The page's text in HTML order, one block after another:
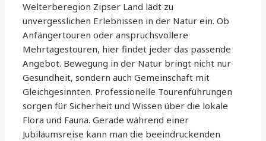
Welterberegion Zipser Land lädt zu
unvergesslichen Erlebnissen in der Natur ein. Ob
Anfängertouren oder anspruchsvollere
Mehrtagestouren, hier findet jeder das passende
Angebot. Bewegung in der Natur bringt nicht nur
Gesundheit, sondern auch Gemeinschaft mit
Gleichgesinnten. Professionelle Tourenführungen
sorgen für Sicherheit und Wissen über die lokale
Flora und Fauna. Gerade während einer
Jubiläumsreise kann man die beeindruckenden